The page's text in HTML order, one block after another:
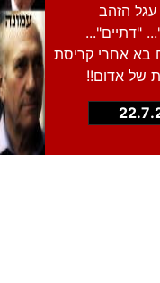
הזהב
"דתיים"...
בא אחרי קריסת
של אדום!!